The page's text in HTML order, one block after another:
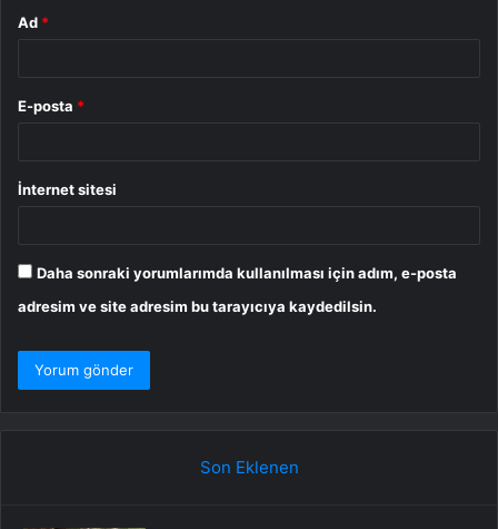
Ad *
E-posta *
İnternet sitesi
Daha sonraki yorumlarımda kullanılması için adım, e-posta
adresim ve site adresim bu tarayıcıya kaydedilsin.
Son Eklenen